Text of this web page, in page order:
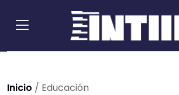
Inicio / Educación